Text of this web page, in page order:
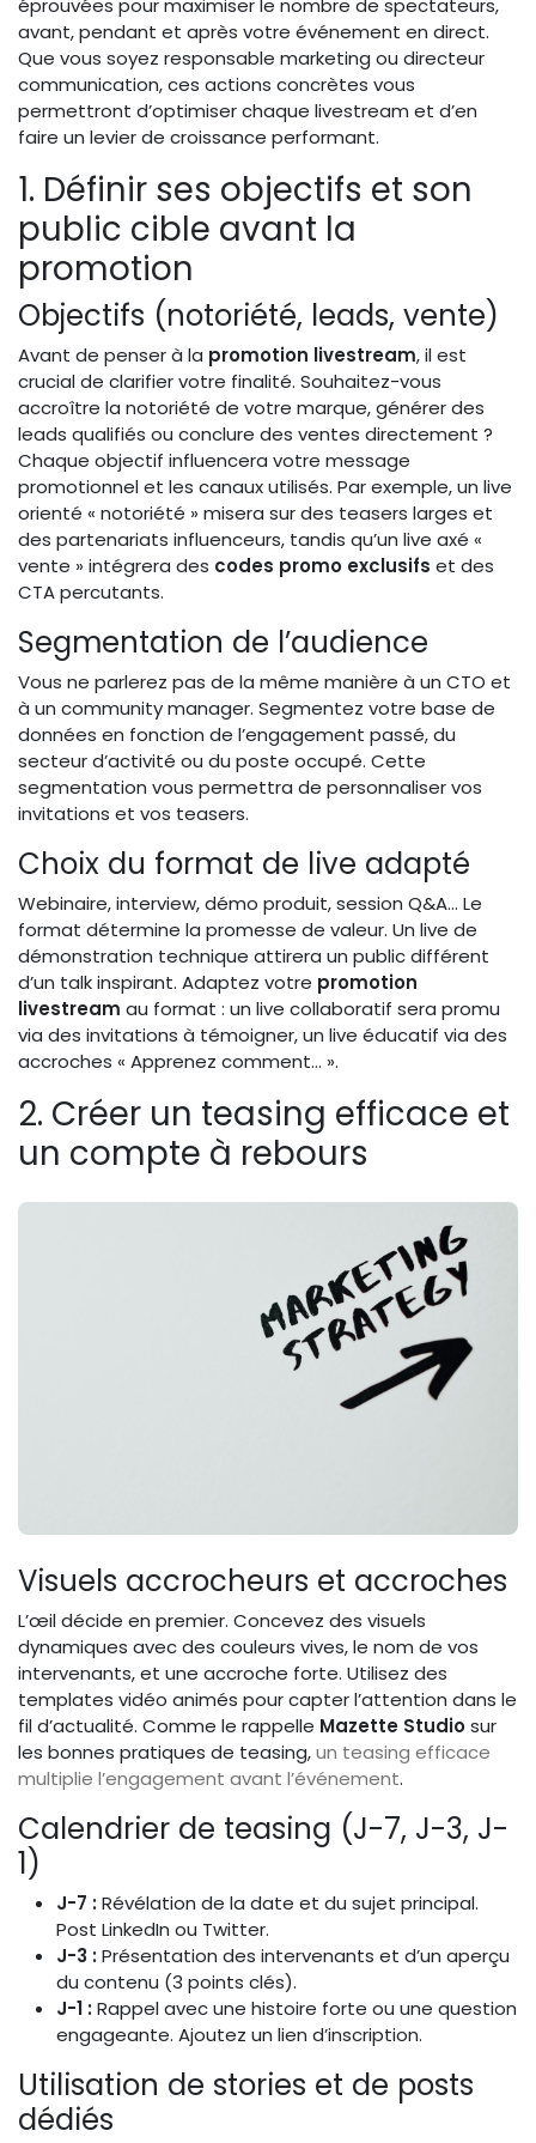
avant, pendant et après votre événement en direct.
Que vous soyez responsable marketing ou directeur
communication, ces actions concrètes vous
permettront d’optimiser chaque livestream et d’en
faire un levier de croissance performant.
1. Définir ses objectifs et son
public cible avant la
promotion
Objectifs (notoriété, leads, vente)
Avant de penser à la promotion livestream, il est
crucial de clarifier votre finalité. Souhaitez-vous
accroître la notoriété de votre marque, générer des
leads qualifiés ou conclure des ventes directement ?
Chaque objectif influencera votre message
promotionnel et les canaux utilisés. Par exemple, un live
orienté « notoriété » misera sur des teasers larges et
des partenariats influenceurs, tandis qu’un live axé «
vente » intégrera des codes promo exclusifs et des
CTA percutants.
Segmentation de l’audience
Vous ne parlerez pas de la même manière à un CTO et
à un community manager. Segmentez votre base de
données en fonction de l’engagement passé, du
secteur d’activité ou du poste occupé. Cette
segmentation vous permettra de personnaliser vos
invitations et vos teasers.
Choix du format de live adapté
Webinaire, interview, démo produit, session Q&A… Le
format détermine la promesse de valeur. Un live de
démonstration technique attirera un public différent
d’un talk inspirant. Adaptez votre promotion
livestream au format : un live collaboratif sera promu
via des invitations à témoigner, un live éducatif via des
accroches « Apprenez comment… ».
2. Créer un teasing efficace et
un compte à rebours
Visuels accrocheurs et accroches
L’œil décide en premier. Concevez des visuels
dynamiques avec des couleurs vives, le nom de vos
intervenants, et une accroche forte. Utilisez des
templates vidéo animés pour capter l’attention dans le
fil d’actualité. Comme le rappelle Mazette Studiosur
les bonnes pratiques de teasing,un teasing efficace
multiplie l’engagement avant l’événement.
Calendrier de teasing (J-7, J-3, J-
1)
J-7 :Révélation de la date et du sujet principal.
Post LinkedIn ou Twitter.
J-3 :Présentation des intervenants et d’un aperçu
du contenu (3 points clés).
J-1 :Rappel avec une histoire forte ou une question
engageante. Ajoutez un lien d’inscription.
Utilisation de stories et de posts
dédiés